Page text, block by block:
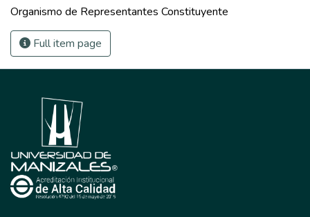
Organismo de Representantes Constituyente
Full item page